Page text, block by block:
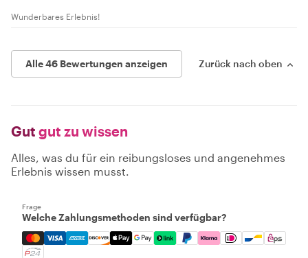
Wunderbares Erlebnis!
Alle 46 Bewertungen anzeigen Zurück nach oben
Gut gut zu wissen
Alles, was du für ein reibungsloses und angenehmes
Erlebnis wissen musst.
Frage
Welche Zahlungsmethoden sind verfügbar?
Mastercard, Visa, Amex, Discover, Apple Pay, Google